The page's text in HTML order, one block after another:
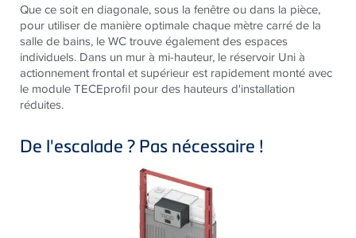
Que ce soit en diagonale, sous la fenêtre ou dans la pièce,
pour utiliser de manière optimale chaque mètre carré de la
salle de bains, le WC trouve également des espaces
individuels. Dans un mur à mi-hauteur, le réservoir Uni à
actionnement frontal et supérieur est rapidement monté avec
le module TECEprofil pour des hauteurs d'installation
réduites.
De l'escalade ? Pas nécessaire !